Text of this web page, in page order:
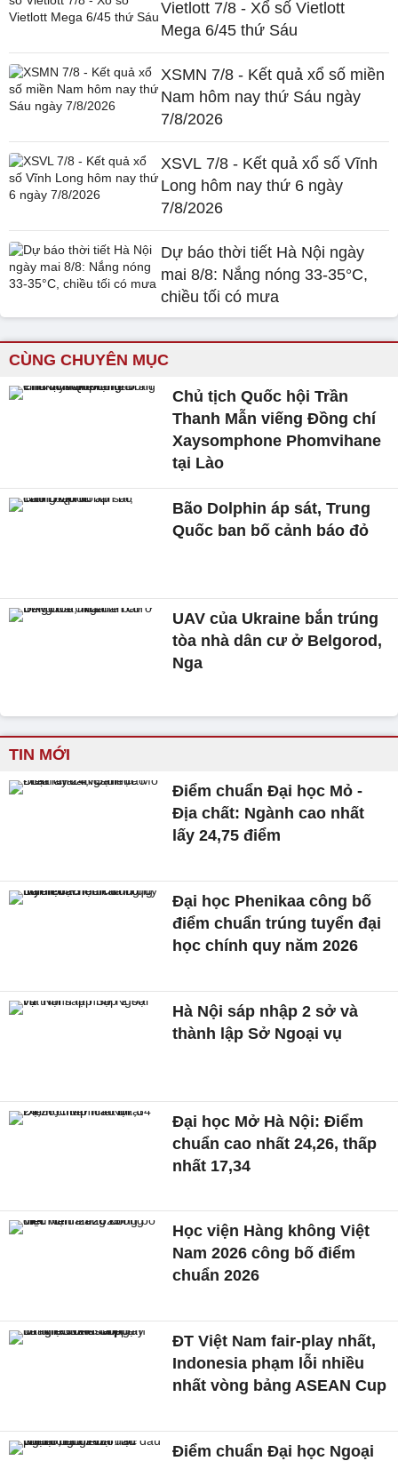
Vietlott 7/8 - Xổ số Vietlott
Mega 6/45 thứ Sáu
XSMN 7/8 - Kết quả xổ số miền
Nam hôm nay thứ Sáu ngày
7/8/2026
XSVL 7/8 - Kết quả xổ số Vĩnh
Long hôm nay thứ 6 ngày
7/8/2026
Dự báo thời tiết Hà Nội ngày
mai 8/8: Nắng nóng 33-35°C,
chiều tối có mưa
CÙNG CHUYÊN MỤC
Chủ tịch Quốc hội Trần
Thanh Mẫn viếng Đồng chí
Xaysomphone Phomvihane
tại Lào
Bão Dolphin áp sát, Trung
Quốc ban bố cảnh báo đỏ
UAV của Ukraine bắn trúng
tòa nhà dân cư ở Belgorod,
Nga
TIN MỚI
Điểm chuẩn Đại học Mỏ -
Địa chất: Ngành cao nhất
lấy 24,75 điểm
Đại học Phenikaa công bố
điểm chuẩn trúng tuyển đại
học chính quy năm 2026
Hà Nội sáp nhập 2 sở và
thành lập Sở Ngoại vụ
Đại học Mở Hà Nội: Điểm
chuẩn cao nhất 24,26, thấp
nhất 17,34
Học viện Hàng không Việt
Nam 2026 công bố điểm
chuẩn 2026
ĐT Việt Nam fair-play nhất,
Indonesia phạm lỗi nhiều
nhất vòng bảng ASEAN Cup
Điểm chuẩn Đại học Ngoại